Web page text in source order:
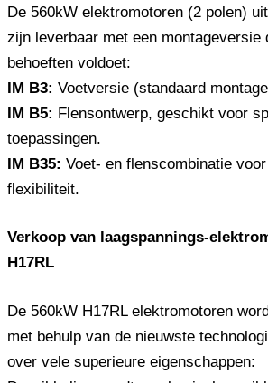
De 560kW elektromotoren (2 polen)
zijn leverbaar met een montageversie
behoeften voldoet:
IM B3: Voetversie (standaard
IM B5: Flensontwerp, geschikt voor
toepassingen.
IM B35: Voet- en flenscombinatie
flexibiliteit.
Verkoop van laagspannings-
H17RL
De 560kW H17RL elektromotoren
met behulp van de nieuwste
over vele superieure eigenschappen: